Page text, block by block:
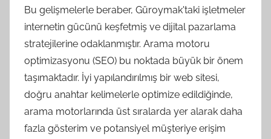
Bu gelişmelerle beraber, Güroymak'taki işletmeler
internetin gücünü keşfetmiş ve dijital pazarlama
stratejilerine odaklanmıştır. Arama motoru
optimizasyonu (SEO) bu noktada büyük bir önem
taşımaktadır. İyi yapılandırılmış bir web sitesi,
doğru anahtar kelimelerle optimize edildiğinde,
arama motorlarında üst sıralarda yer alarak daha
fazla gösterim ve potansiyel müşteriye erişim